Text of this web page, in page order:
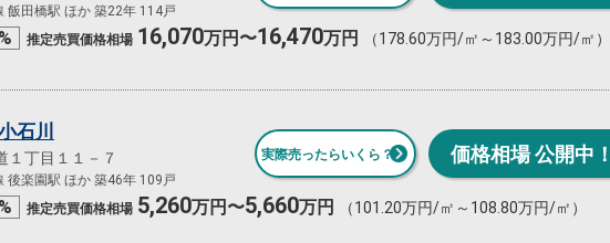
飯田橋駅 ほか 築22年 114戸
% 推定売買価格相場 16,070万円〜16,470万円 （178.60万円/㎡～183.00万円/㎡）
石川
１丁目１１－７
後楽園駅 ほか 築46年 109戸
実際売ったらいくら？ 価格相場 公開中！
% 推定売買価格相場 5,260万円〜5,660万円 （101.20万円/㎡～108.80万円/㎡）